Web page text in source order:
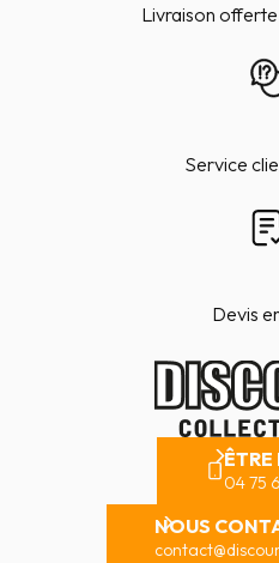
Livraison
Service
Devis
ÊTRE
04 75
NOUS